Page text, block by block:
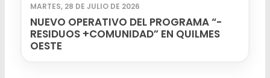
MARTES, 28 DE JULIO DE 2026
NUEVO OPERATIVO DEL PROGRAMA “-
RESIDUOS +COMUNIDAD” EN QUILMES
OESTE